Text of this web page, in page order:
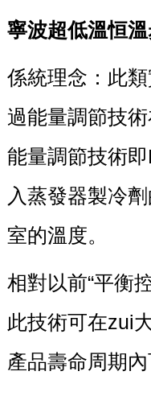
寧波超低溫恒
係統理念：
過能量調節技術
能量調節技術即
入蒸發器製冷劑
室的溫度。
相對以前“平衡
此技術可在zui
產品壽命周期